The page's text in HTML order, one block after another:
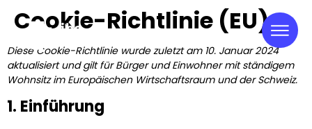
Cookie-Richtlinie (EU)
Diese Cookie-Richtlinie wurde zuletzt am 10. Januar 2024
aktualisiert und gilt für Bürger und Einwohner mit ständigem
Wohnsitz im Europäischen Wirtschaftsraum und der Schweiz.
1. Einführung